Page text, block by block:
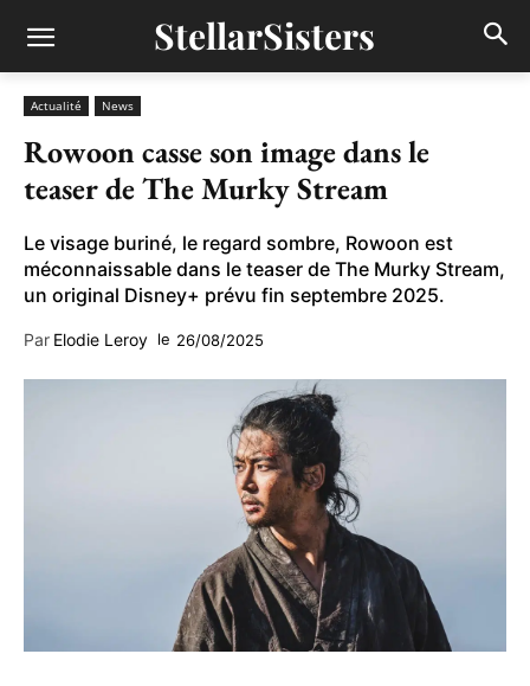
StellarSisters
Actualité News
Rowoon casse son image dans le
teaser de The Murky Stream
Le visage buriné, le regard sombre, Rowoon est
méconnaissable dans le teaser de The Murky Stream,
un original Disney+ prévu fin septembre 2025.
Par Elodie Leroy le 26/08/2025